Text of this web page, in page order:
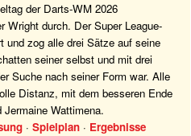
der Darts-WM 2026
Wright durch. Der Super League-
und zog alle drei Sätze auf seine
seiner selbst und mit drei
Suche nach seiner Form war. Alle
Distanz, mit dem besseren Ende
Wattimena.
· Spielplan · Ergebnisse